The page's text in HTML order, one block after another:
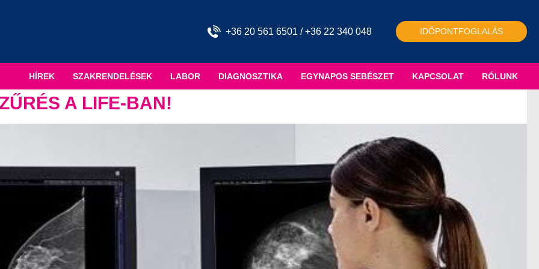
+36 20 561 6501 / +36 22 340 048 IDŐPONTFOGLALÁS
HÍREK SZAKRENDELÉSEK LABOR DIAGNOSZTIKA EGYNAPOS SEBÉSZET KAPCSOLAT RÓLUNK
A LIFE-BAN!